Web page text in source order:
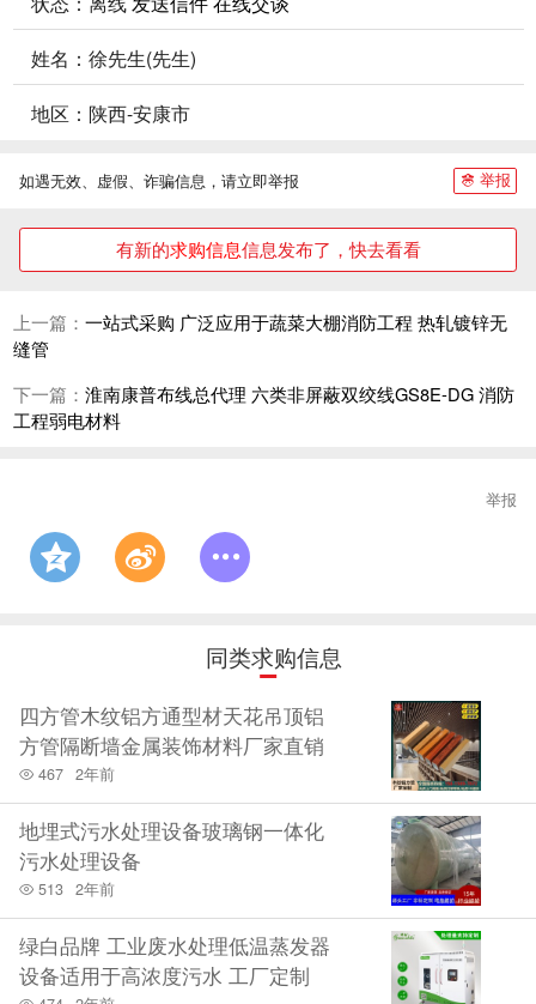
姓名：徐先生(先生)
地区：陕西-安康市
如遇无效、虚假、诈骗信息，请立即举报 举报
有新的求购信息信息发布了，快去看看
上一篇： 一站式采购 广泛应用于蔬菜大棚消防工程 热轧镀锌无
缝管
下一篇： 淮南康普布线总代理 六类非屏蔽双绞线GS8E-DG 消防
工程弱电材料
举报
同类求购信息
四方管木纹铝方通型材天花吊顶铝
方管隔断墙金属装饰材料厂家直销
467 2年前
地埋式污水处理设备玻璃钢一体化
污水处理设备
513 2年前
绿白品牌 工业废水处理低温蒸发器
设备适用于高浓度污水 工厂定制